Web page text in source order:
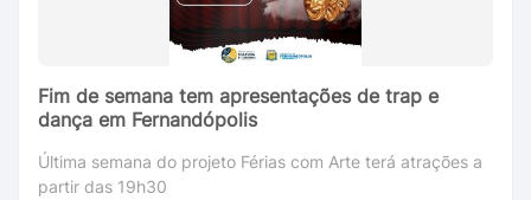
Fim de semana tem apresentações de trap e
dança em Fernandópolis
Última semana do projeto Férias com Arte terá atrações a
partir das 19h30